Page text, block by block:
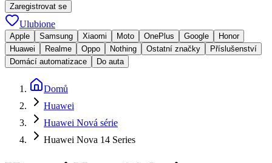
Zaregistrovat se
Ulubione
Apple Samsung Xiaomi Moto OnePlus Google
Honor
Huawei
Realme Oppo Nothing Ostatní značky
Příslušenství
Domácí automatizace
Do auta
Domů
Huawei
Huawei Nová série
Huawei Nova 14 Series